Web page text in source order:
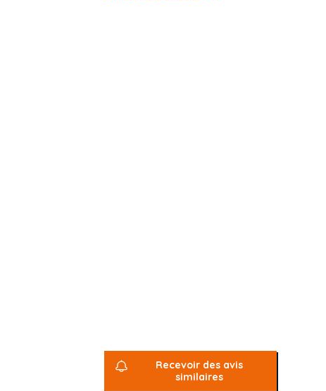
Recevoir des avis
similaires